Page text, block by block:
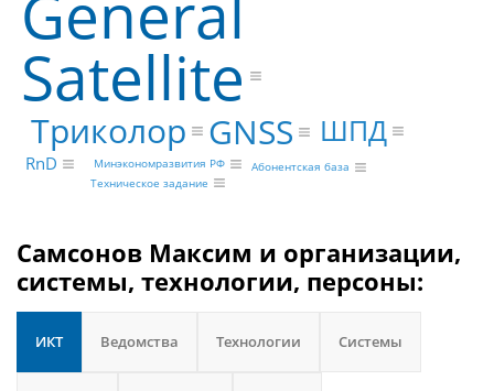
Satellite
Триколор GNSS ШПД
RnD Минэкономразвития РФ Абонентская база
Техническое задание
Самсонов Максим и организации,
системы, технологии, персоны:
ИКТ Ведомства Технологии Системы